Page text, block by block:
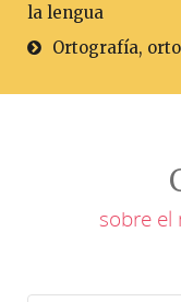
la lengua
Ortografía,
sobre el